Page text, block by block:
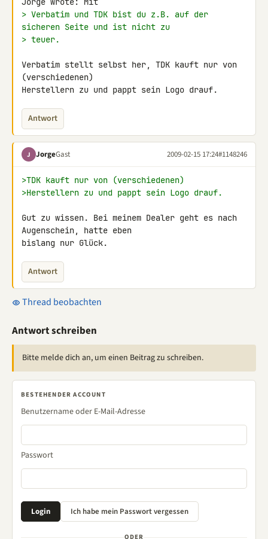
> Verbatim und TDK bist du z.B. auf der
sicheren Seite und ist nicht zu
> teuer.
Verbatim stellt selbst her, TDK kauft nur von
(verschiedenen)
Herstellern zu und pappt sein Logo drauf.
Antwort
J JorgeGast 2009-02-15 17:24#1148246
>TDK kauft nur von (verschiedenen)
>Herstellern zu und pappt sein Logo drauf.
Gut zu wissen. Bei meinem Dealer geht es nach
Augenschein, hatte eben
bislang nur Glück.
Antwort
Thread beobachten
Antwort schreiben
Bitte melde dich an, um einen Beitrag zu schreiben.
BESTEHENDER ACCOUNT
Benutzername oder E-Mail-Adresse
Passwort
ODER